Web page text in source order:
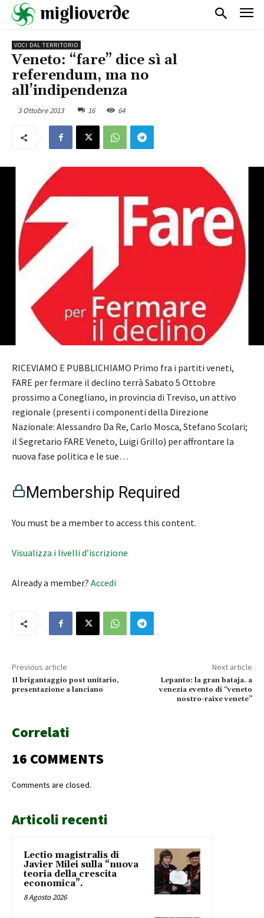
VOCI DAL TERRITORIO
Veneto: “fare” dice sì al
referendum, ma no
all’indipendenza
3 Ottobre 2013 16 64
RICEVIAMO E PUBBLICHIAMO Primo fra i partiti veneti,
FARE per fermare il declino terrà Sabato 5 Ottobre
prossimo a Conegliano, in provincia di Treviso, un attivo
regionale (presenti i componenti della Direzione
Nazionale: Alessandro Da Re, Carlo Mosca, Stefano Scolari;
il Segretario FARE Veneto, Luigi Grillo) per affrontare la
nuova fase politica e le sue…
Membership Required
You must be a member to access this content.
Visualizza i livelli d’iscrizione
Already a member? Accedi
Previous article
Il brigantaggio post unitario,
presentazione a lanciano
Next article
Lepanto: la gran bataja. a
venezia evento di “veneto
nostro-raixe venete”
Correlati
16 COMMENTS
Comments are closed.
Articoli recenti
Lectio magistralis di
Javier Milei sulla “nuova
teoria della crescita
economica”.
8 Agosto 2026